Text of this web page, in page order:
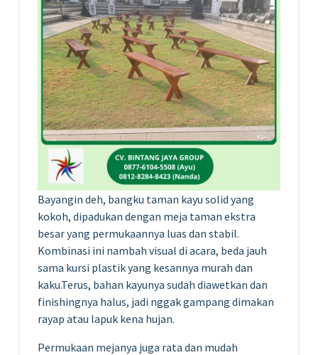
Bayangin deh, bangku taman kayu solid yang
kokoh, dipadukan dengan meja taman ekstra
besar yang permukaannya luas dan stabil.
Kombinasi ini nambah visual di acara, beda jauh
sama kursi plastik yang kesannya murah dan
kaku.Terus, bahan kayunya sudah diawetkan dan
finishingnya halus, jadi nggak gampang dimakan
rayap atau lapuk kena hujan.
Permukaan mejanya juga rata dan mudah